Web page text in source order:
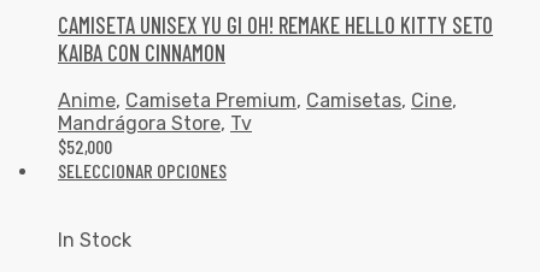
CAMISETA UNISEX YU GI OH! REMAKE HELLO KITTY SETO
KAIBA CON CINNAMON
Anime, Camiseta Premium, Camisetas, Cine,
Mandrágora Store, Tv
$52,000
SELECCIONAR OPCIONES
In Stock